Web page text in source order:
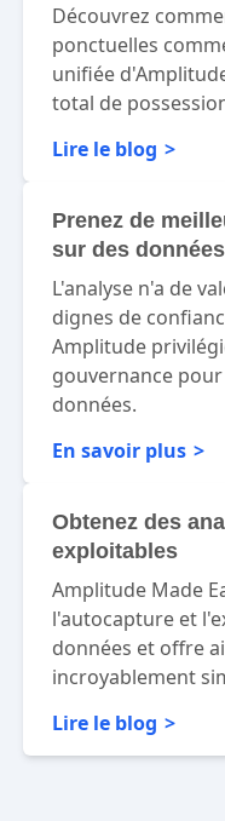
Découvrez
ponctuelles
unifiée
total de
Lire le blog
Prenez de
sur des
L'analyse n'a de
dignes de
Amplitude
gouvernance
données.
En savoir plus
Obtenez des
exploitables
Amplitude Made
l'autocapture et
données et offre
incroyablement
Lire le blog